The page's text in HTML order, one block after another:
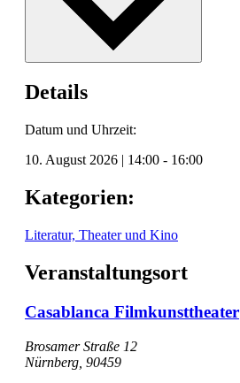
Details
Datum und Uhrzeit:
10. August 2026 | 14:00 - 16:00
Kategorien:
Literatur, Theater und Kino
Veranstaltungsort
Casablanca Filmkunsttheater
Brosamer Straße 12
Nürnberg 90459